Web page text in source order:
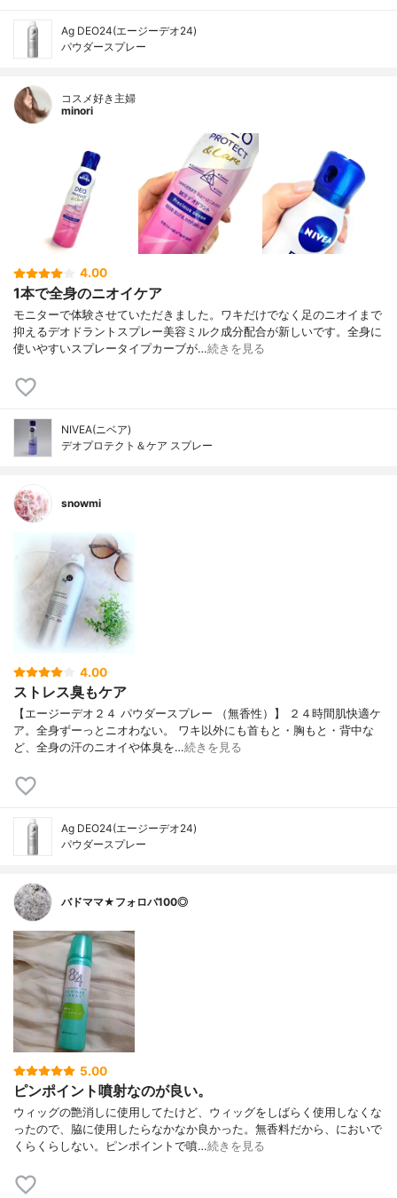
Ag DEO24(エージーデオ24)
パウダースプレー
コスメ好き主婦
minori
4.00
1本で全身のニオイケア
モニターで体験させていただきました。ワキだけでなく足のニオイまで
抑えるデオドラントスプレー美容ミルク成分配合が新しいです。全身に
使いやすいスプレータイプカーブが…続きを見る
NIVEA(ニベア)
デオプロテクト＆ケア スプレー
snowmi
4.00
ストレス臭もケア
【エージーデオ２４ パウダースプレー （無香性）】 ２４時間肌快適ケ
ア。全身ずーっとニオわない。 ワキ以外にも首もと・胸もと・背中な
ど、全身の汗のニオイや体臭を…続きを見る
Ag DEO24(エージーデオ24)
パウダースプレー
バドママ★フォロバ100◎
5.00
ピンポイント噴射なのが良い。
ウィッグの艶消しに使用してたけど、ウィッグをしばらく使用しなくな
ったので、脇に使用したらなかなか良かった。無香料だから、においで
くらくらしない。ピンポイントで噴…続きを見る